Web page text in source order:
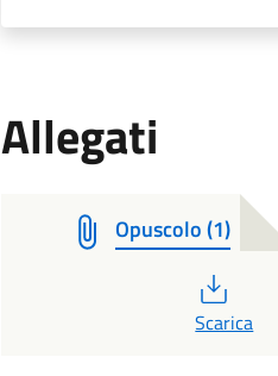
Allegati
Opuscolo (1)
PDF
Scarica